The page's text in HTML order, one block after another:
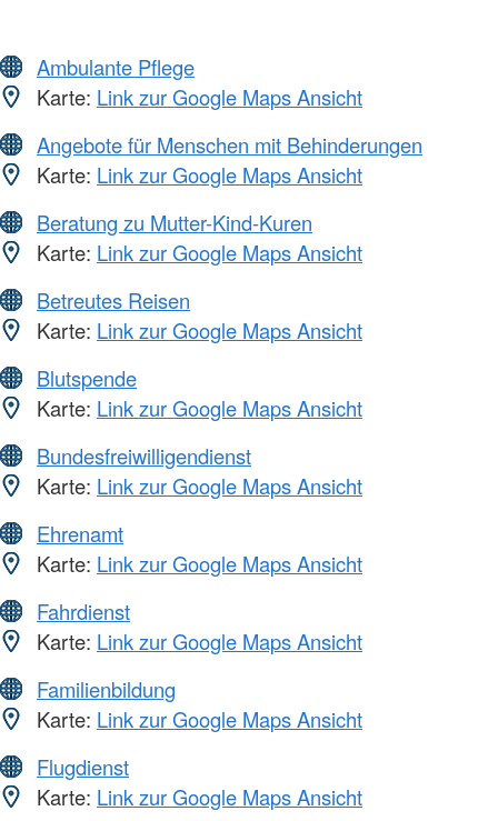
Ambulante Pflege
Karte: Link zur Google Maps Ansicht
Angebote für Menschen mit Behinderungen
Karte: Link zur Google Maps Ansicht
Beratung zu Mutter-Kind-Kuren
Karte: Link zur Google Maps Ansicht
Betreutes Reisen
Karte: Link zur Google Maps Ansicht
Blutspende
Karte: Link zur Google Maps Ansicht
Bundesfreiwilligendienst
Karte: Link zur Google Maps Ansicht
Ehrenamt
Karte: Link zur Google Maps Ansicht
Fahrdienst
Karte: Link zur Google Maps Ansicht
Familienbildung
Karte: Link zur Google Maps Ansicht
Flugdienst
Karte: Link zur Google Maps Ansicht